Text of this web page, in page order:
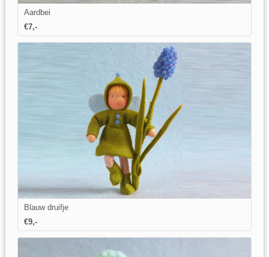
Aardbei
€7,-
Blauw druifje
€9,-